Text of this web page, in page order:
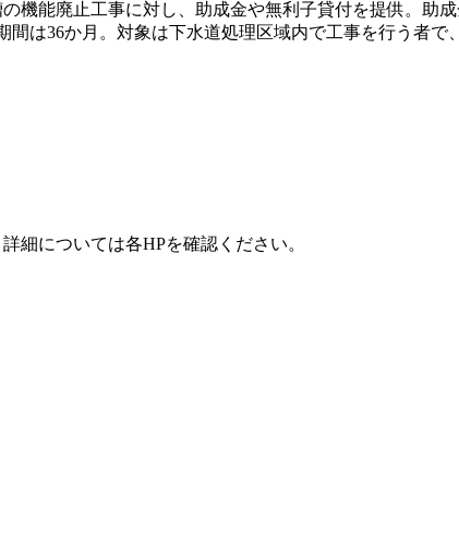
機能廃止工事に対し、助成金や無利子貸付を提供。助
は36か月。対象は下水道処理区域内で工事を行う者
細については各HPを確認ください。